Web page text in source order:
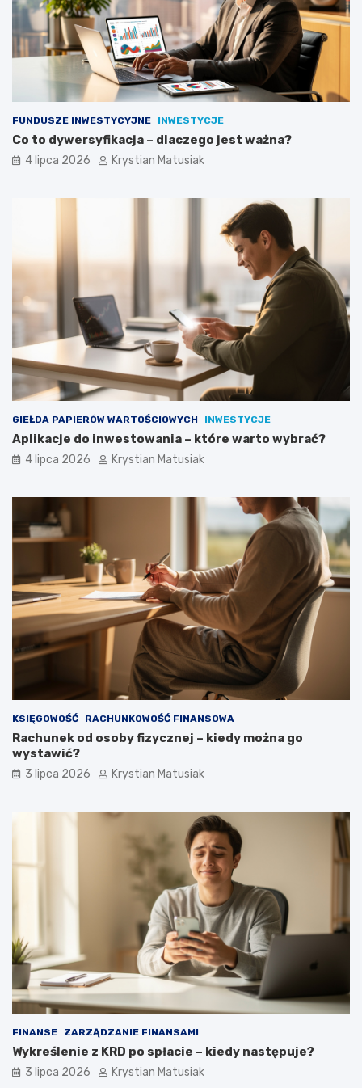
FUNDUSZE INWESTYCYJNE INWESTYCJE
Co to dywersyfikacja – dlaczego jest ważna?
4 lipca 2026 Krystian Matusiak
GIEŁDA PAPIERÓW WARTOŚCIOWYCH INWESTYCJE
Aplikacje do inwestowania – które warto wybrać?
4 lipca 2026 Krystian Matusiak
KSIĘGOWOŚĆ RACHUNKOWOŚĆ FINANSOWA
Rachunek od osoby fizycznej – kiedy można go
wystawić?
3 lipca 2026 Krystian Matusiak
FINANSE ZARZĄDZANIE FINANSAMI
Wykreślenie z KRD po spłacie – kiedy następuje?
3 lipca 2026 Krystian Matusiak